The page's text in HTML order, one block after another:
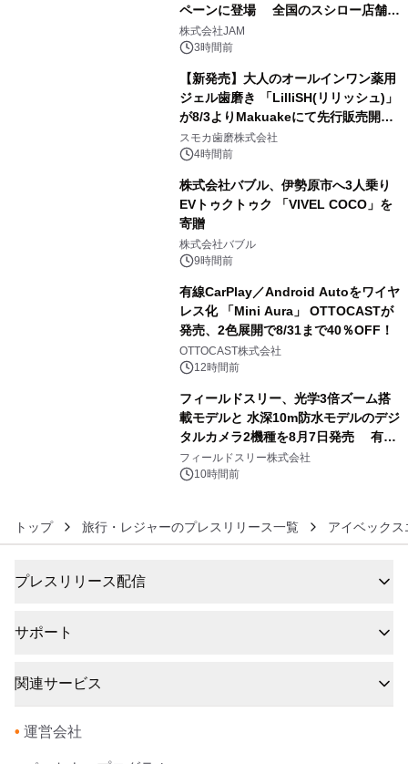
ペーンに登場 全国のスシロー店舗で
GR 4車種の FUNBOO(ミニカー)付き
メニューが展開されます
株式会社JAM
3時間前
【新発売】大人のオールインワン薬用
ジェル歯磨き 「LilliSH(リリッシュ)」
が8/3よりMakuakeにて先行販売開
始！
スモカ歯磨株式会社
4時間前
株式会社バブル、伊勢原市へ3人乗り
EVトゥクトゥク 「VIVEL COCO」を
寄贈
株式会社バブル
9時間前
有線CarPlay／Android Autoをワイヤ
レス化 「Mini Aura」 OTTOCASTが
発売、2色展開で8/31まで40％OFF！
OTTOCAST株式会社
12時間前
フィールドスリー、光学3倍ズーム搭
載モデルと 水深10m防水モデルのデジ
タルカメラ2機種を8月7日発売 有効
約1300万画素、用途別に選べるコンデ
ジ新登場
フィールドスリー株式会社
10時間前
トップ 旅行・レジャーのプレスリリース一覧 アイベック
プレスリリース配信
サポート
関連サービス
• 運営会社